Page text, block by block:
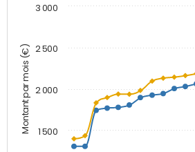
Montant par mois (€) 1 500
2 000
2 500
3 000